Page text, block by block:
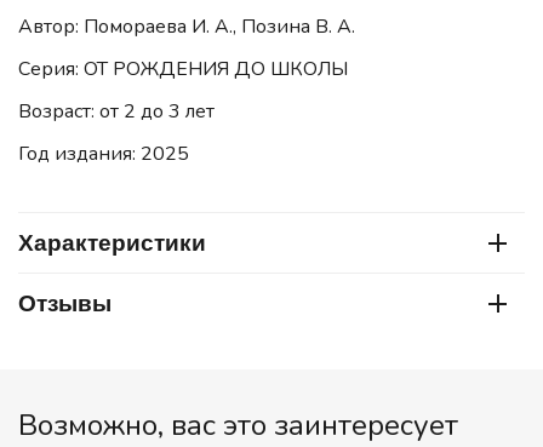
Автор: Помораева И. А., Позина В. А.
Серия: ОТ РОЖДЕНИЯ ДО ШКОЛЫ
Возраст: от 2 до 3 лет
Год издания: 2025
Характеристики
Отзывы
Возможно, вас это заинтересует